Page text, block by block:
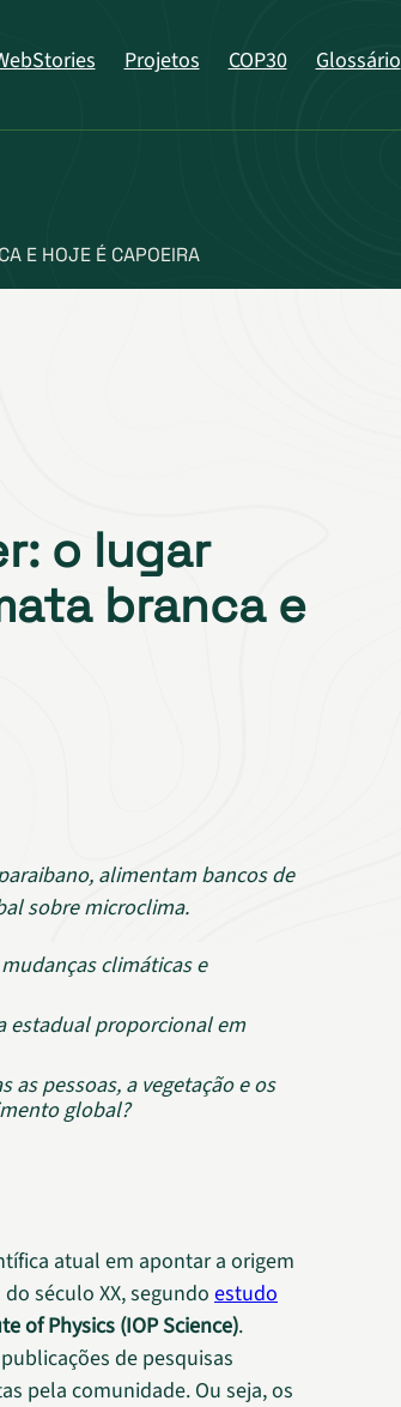
Projetos COP30 Glossário
E HOJE É CAPOEIRA
o lugar
branca e
alimentam bancos de
sobre microclima.
climáticas e
estadual proporcional em
as pessoas, a vegetação e os
global?
atual em apontar a origem
século XX, segundoestudo
of Physics (IOP Science).
de pesquisas
pela comunidade. Ou seja, os